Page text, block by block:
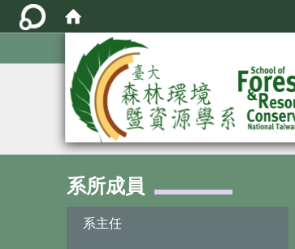
系所成員
系主任